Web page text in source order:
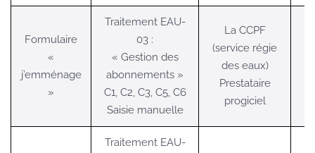
Formulaire
«
j’emménage
»
Traitement EAU-
03 :
« Gestion des
abonnements »
C1, C2, C3, C5, C6
Saisie manuelle
La CCPF
(service régie
des eaux)
Prestataire
progiciel
Traitement EAU-